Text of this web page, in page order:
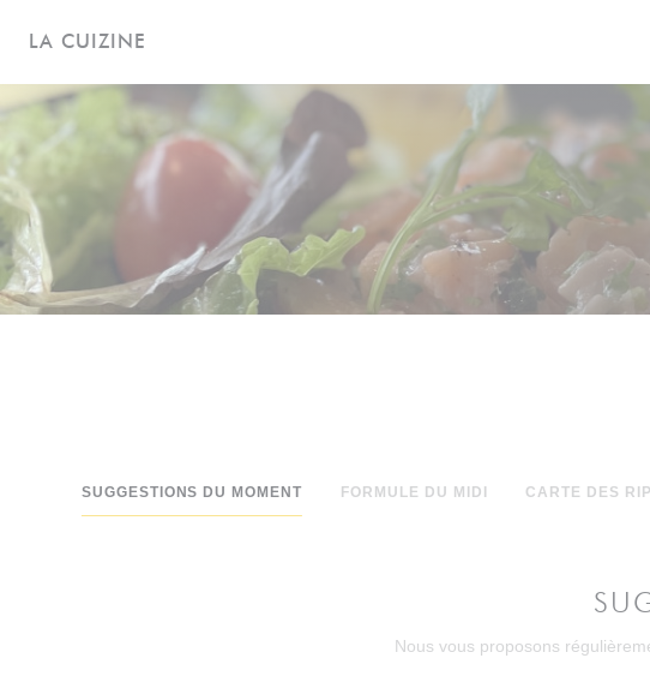
LA CUIZINE
SUGGESTIONS DU MOMENT FORMULE DU MIDI CARTE DES
Nous vous proposons